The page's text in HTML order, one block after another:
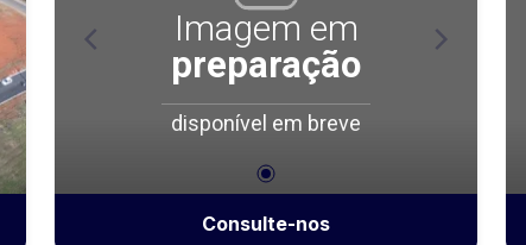
estar. Entre em contato e saiba mais!
Imagem em
preparação
disponível em breve
Consulte-nos